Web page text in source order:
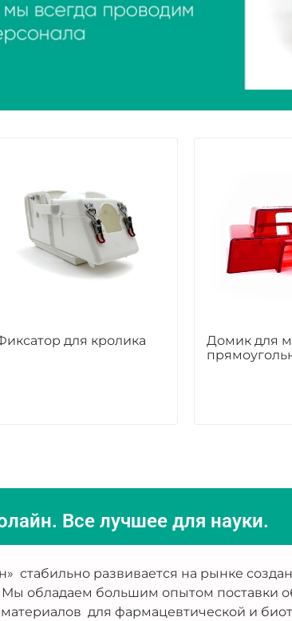
для кролика
Домик для
Все лучшее для науки.
развивается на рынке
Мы обладаем большим опытом поставки
для фармацевтической и